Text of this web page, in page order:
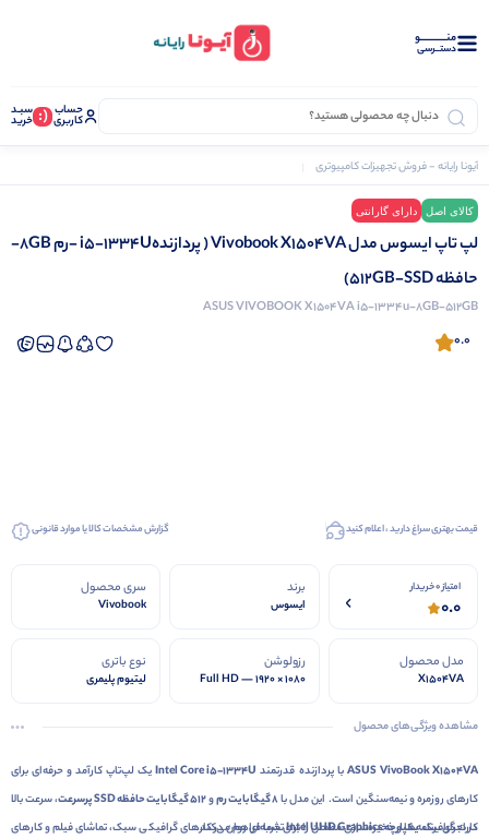
منــــــــــــو
دستــرسی
حساب
کاربری (: سبـد
خرید
آیونا رایانه - فروش تجهیزات کامپیوتری
کالای اصل دارای گارانتی
لپ تاپ ایسوس مدل Vivobook X1504VA ( پردازندهi5-1334U -رم 8GB-
حافظه 512GB-SSD)
ASUS VIVOBOOK X1504VA i5-1334u-8GB-512GB
0.0
قیمت بهتری سراغ دارید ، اعلام کنید گزارش مشخصات کالا یا موارد قانونی
امتیاز 0 خریدار
0.0
برند
ایسوس
سری محصول
Vivobook
مدل محصول
X1504VA
رزولوشن
Full HD — 1920 × 1080
نوع باتری
لیتیوم پلیمری
مشاهده ویژگی‌های محصول
ASUS VivoBook X1504VAبا پردازنده قدرتمند Intel Core i5-1334Uیک لپ‌تاپ کارآمد و حرفه‌ای برای
کارهای روزمره و نیمه‌سنگین است. این مدل با8 گیگابایت رم و512 گیگابایت حافظه SSD پرسرعت
، سرعت بالا
در اجرای برنامه‌ها و ذخیره‌سازی مطمئن را برای شما فراهم می‌کند.
کارت گرافیکیکپارچه Intel UHD Graphics
تجربه‌ای روان در کارهای گرافیکی سبک، تماشای فیلم و کارهای